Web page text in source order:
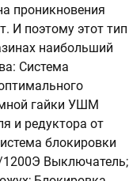
проникновения
И поэтому этот тип
наибольший
Система
гайки УШМ
и редуктора от
блокировки
Выключатель;